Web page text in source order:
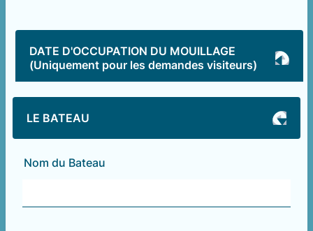
DATE D'OCCUPATION DU MOUILLAGE
(Uniquement pour les demandes visiteurs)
LE BATEAU
Nom du Bateau